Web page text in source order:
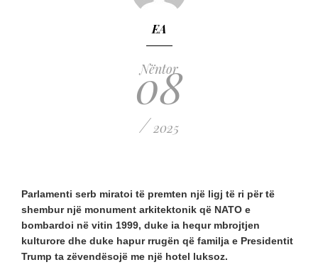
EA
Nëntor
08
/ 2025
Parlamenti serb miratoi të premten një ligj të ri për të
shembur një monument arkitektonik që NATO e
bombardoi në vitin 1999, duke ia hequr mbrojtjen
kulturore dhe duke hapur rrugën që familja e Presidentit
Trump ta zëvendësojë me një hotel luksoz.